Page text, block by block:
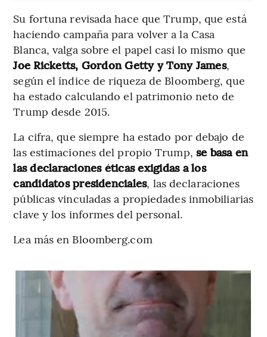
Su fortuna revisada hace que Trump, que está
haciendo campaña para volver a la Casa
Blanca, valga sobre el papel casi lo mismo que
Joe Ricketts, Gordon Getty y Tony James,
según el índice de riqueza de Bloomberg, que
ha estado calculando el patrimonio neto de
Trump desde 2015.
La cifra, que siempre ha estado por debajo de
las estimaciones del propio Trump, se basa en
las declaraciones éticas exigidas a los
candidatos presidenciales, las declaraciones
públicas vinculadas a propiedades inmobiliarias
clave y los informes del personal.
Lea más en Bloomberg.com